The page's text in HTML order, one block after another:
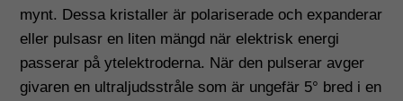
mynt. Dessa kristaller är polariserade och expanderar
eller pulsasr en liten mängd när elektrisk energi
passerar på ytelektroderna. När den pulserar avger
givaren en ultraljudsstråle som är ungefär 5° bred i en